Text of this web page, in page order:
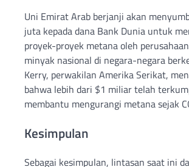
Uni Emirat Arab berjanji akan
juta kepada dana Bank Dunia untuk
proyek-proyek metana oleh
minyak nasional di negara-negara
Kerry, perwakilan Amerika Serikat,
bahwa lebih dari $1 miliar telah
membantu mengurangi metana sejak
Kesimpulan
Sebagai kesimpulan, lintasan saat ini